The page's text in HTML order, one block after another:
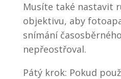
Musíte také nastavit
objektivu, aby
snímání
nepřeostřoval.
Pátý krok: Pokud